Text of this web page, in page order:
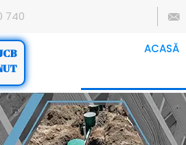
740
ACASĂ